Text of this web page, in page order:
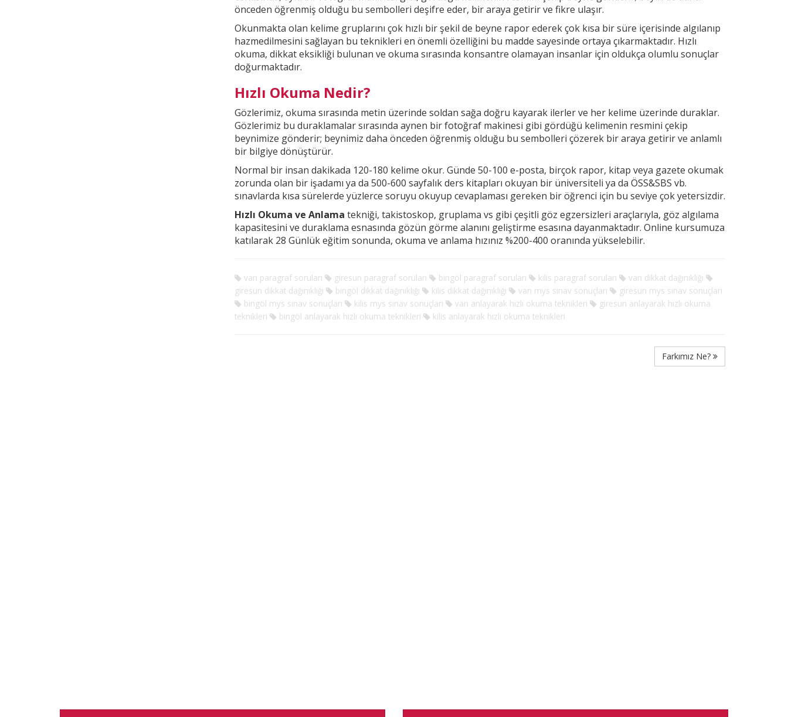
önceden öğrenmiş olduğu bu sembolleri deşifre eder, bir araya getirir ve fikre ulaşır.
Okunmakta olan kelime gruplarını çok hızlı bir şekil de beyne rapor ederek çok kısa bir süre içerisinde algılanıp
hazmedilmesini sağlayan bu teknikleri en önemli özelliğini bu madde sayesinde ortaya çıkarmaktadır. Hızlı
okuma, dikkateksikliği bulunan ve okuma sırasında konsantre olamayan insanlar için oldukça olumlu sonuçlar
doğurmaktadır.
Hızlı Okuma Nedir?
Gözlerimiz, okuma sırasında metin üzerinde soldan sağa doğru kayarak ilerler ve her kelime üzerinde duraklar.
Gözlerimiz bu duraklamalar sırasında aynen bir fotoğraf makinesi gibi gördüğü kelimenin resmini çekip
beynimize gönderir; beynimiz daha önceden öğrenmiş olduğu bu sembolleri çözerek bir araya getirir ve anlamlı
bir bilgiye dönüştürür.
Normal bir insan dakikada 120-180 kelime okur. Günde 50-100 e-posta, birçok rapor, kitap veya gazete okumak
zorunda olan bir işadamı ya da 500-600 sayfalık ders kitapları okuyan bir üniversiteli ya da ÖSS&SBS vb.
sınavlarda kısa sürelerde yüzlerce soruyu okuyup cevaplaması gereken bir öğrenci için bu seviye çok yetersizdir.
Hızlı Okuma ve Anlama tekniği, takistoskop, gruplama vs gibi çeşitli göz egzersizleri araçlarıyla, göz algılama
kapasitesini ve duraklama esnasında gözün görme alanını geliştirme esasına dayanmaktadır. Online kursumuza
katılarak 28 Günlük eğitim sonunda, okuma ve anlama hızınız %200-400 oranında yükselebilir.
van paragraf soruları giresun paragraf soruları bingöl paragraf soruları kilis paragraf soruları
van dikkat dağınıklığı
giresun dikkat dağınıklığı
bingöl dikkat dağınıklığı kilis dikkat dağınıklığı van mys sınav sonuçları
giresun mys sınav sonuçları
bingöl mys sınav sonuçları
kilis mys sınav sonuçları van anlayarak hızlı okuma teknikleri
giresun anlayarak hızlı okuma
teknikleri
bingöl anlayarak hızlı okuma teknikleri kilis anlayarak hızlı okuma teknikleri
Farkımız Ne?